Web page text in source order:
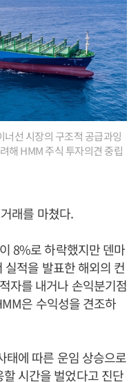
선 시장의 구조적 공급과잉
해 HMM 주식 투자의견 중립
래를 마쳤다.
8%로 하락했지만 덴마
적을 발표한 해외의 컨
자를 내거나 손익분기점
은 수익성을 견조하
태에 따른 운임 상승으로
시간을 벌었다고 진단